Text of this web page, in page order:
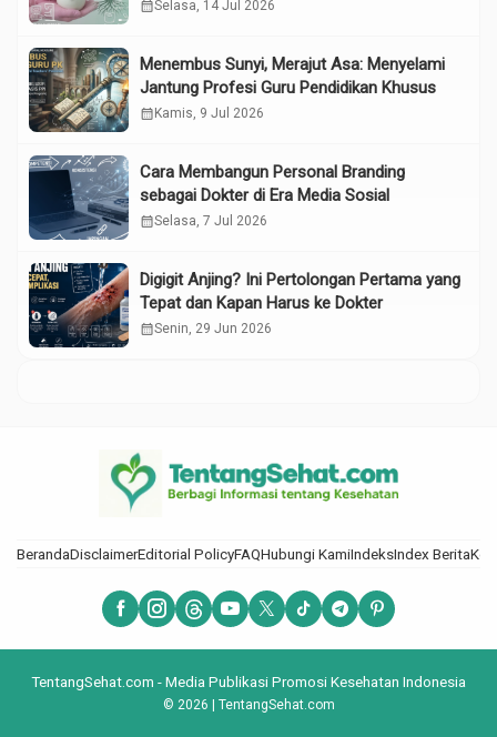
calendar_monthSelasa, 14 Jul 2026
Menembus Sunyi, Merajut Asa: Menyelami
Jantung Profesi Guru Pendidikan Khusus
calendar_month Kamis, 9 Jul 2026
Cara Membangun Personal Branding
sebagai Dokter di Era Media Sosial
calendar_monthSelasa, 7 Jul 2026
Digigit Anjing? Ini Pertolongan Pertama yang
Tepat dan Kapan Harus ke Dokter
calendar_monthSenin, 29 Jun 2026
BerandaDisclaimerEditorial PolicyFAQHubungi KamiIndeksIndex Berita
TentangSehat.com - Media Publikasi Promosi Kesehatan Indonesia
© 2026 | TentangSehat.com